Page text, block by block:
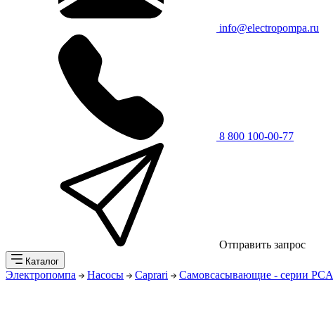
info@electropompa.ru
8 800 100-00-77
Отправить запрос
Каталог
Электропомпа Насосы Caprari Самовсасывающие - серии PCA